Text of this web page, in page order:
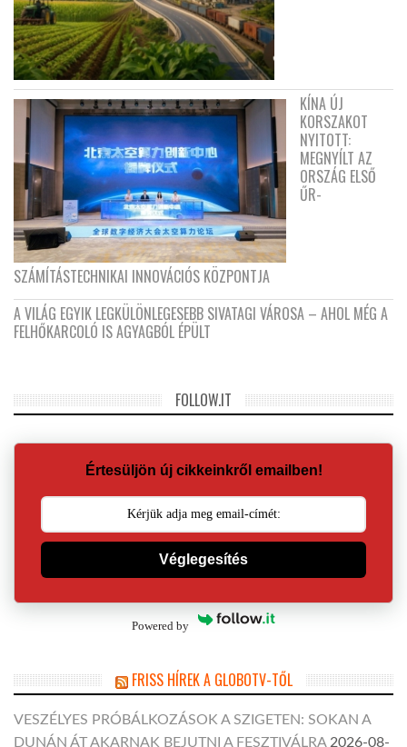
KÍNA ÚJ
KORSZAKOT
NYITOTT:
MEGNYÍLT AZ
ORSZÁG ELSŐ
ŰR-
SZÁMÍTÁSTECHNIKAI INNOVÁCIÓS KÖZPONTJA
A VILÁG EGYIK LEGKÜLÖNLEGESEBB SIVATAGI VÁROSA – AHOL MÉG A
FELHŐKARCOLÓ IS AGYAGBÓL ÉPÜLT
FOLLOW.IT
Értesüljön új cikkeinkről emailben!
Véglegesítés
Powered by
FRISS HÍREK A GLOBOTV-TŐL
VESZÉLYES PRÓBÁLKOZÁSOK A SZIGETEN: SOKAN A
DUNÁN ÁT AKARNAK BEJUTNI A FESZTIVÁLRA 2026-08-